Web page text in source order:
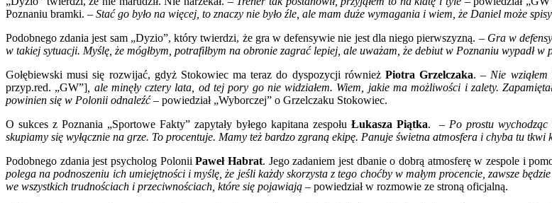
kolonię
dortmundzką?
Poznaniu bramki. – Stać go było na więcej, to znaczy nie było źle, ale mam duże wymagania i wiem, że Daniel może
Podobnego zdania jest sam „Dyzio”, który twierdzi, że gra w defensywie nie jest dla niego pierwszyzną. – Gra w
w takiej sytuacji. Myślę, że mógłbym, potrafiłbym na obronie zagrać lepiej, ale uważam, że debiut w Poznaniu wypadł w
Gołębiewski musi się rozwijać, gdyż Stokowiec ma teraz do dyspozycji również Piotra Grzelczaka. – Nie
przyp.red. „GW”] , ale minęły cztery lata, od tej pory go nie widziałem. Wiem, jakie ma możliwości i zalety.
powinien się w Polonii odnaleźć– powiedział „Wyborczej” o Grzelczaku Stokowiec.
O sukces z Poznania „Sportowe Fakty” zapytały byłego kapitana zespołu Łukasza Piątka. – Po prostu
skupiamy się wyłącznie na grze. To procentuje. Mamy też bardzo zgraną ekipę. Panuje świetna atmosfera i chyba tu tkwi
Podobnego zdania jest psycholog PoloniiPaweł Habrat. Jego zadaniem jest dbanie o dobrą atmosferę w zespole i
polega na podnoszeniu ich umiejętności i myślę, że jeśli każdy skorzysta z tego choćby w małym procencie, zawsze
we wszystkich trudnościach i przeciwnościach, które się pojawiają – powiedział w rozmowie ze stroną oficjalną.